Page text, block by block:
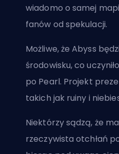
wiadomo o samej
fanów od spekulacji.
Możliwe, że Abyss
środowisku, co
po Pearl. Projekt
takich jak ruiny i
Niektórzy sądzą, że
rzeczywista otchłań